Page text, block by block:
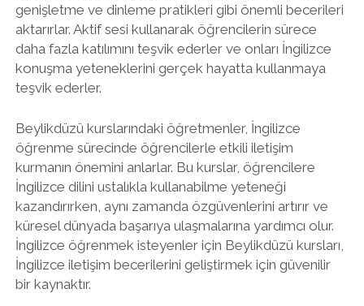
genişletme ve dinleme pratikleri gibi önemli becerileri
aktarırlar. Aktif sesi kullanarak öğrencilerin sürece
daha fazla katılımını teşvik ederler ve onları İngilizce
konuşma yeteneklerini gerçek hayatta kullanmaya
teşvik ederler.
Beylikdüzü kurslarındaki öğretmenler, İngilizce
öğrenme sürecinde öğrencilerle etkili iletişim
kurmanın önemini anlarlar. Bu kurslar, öğrencilere
İngilizce dilini ustalıkla kullanabilme yeteneği
kazandırırken, aynı zamanda özgüvenlerini artırır ve
küresel dünyada başarıya ulaşmalarına yardımcı olur.
İngilizce öğrenmek isteyenler için Beylikdüzü kursları,
İngilizce iletişim becerilerini geliştirmek için güvenilir
bir kaynaktır.